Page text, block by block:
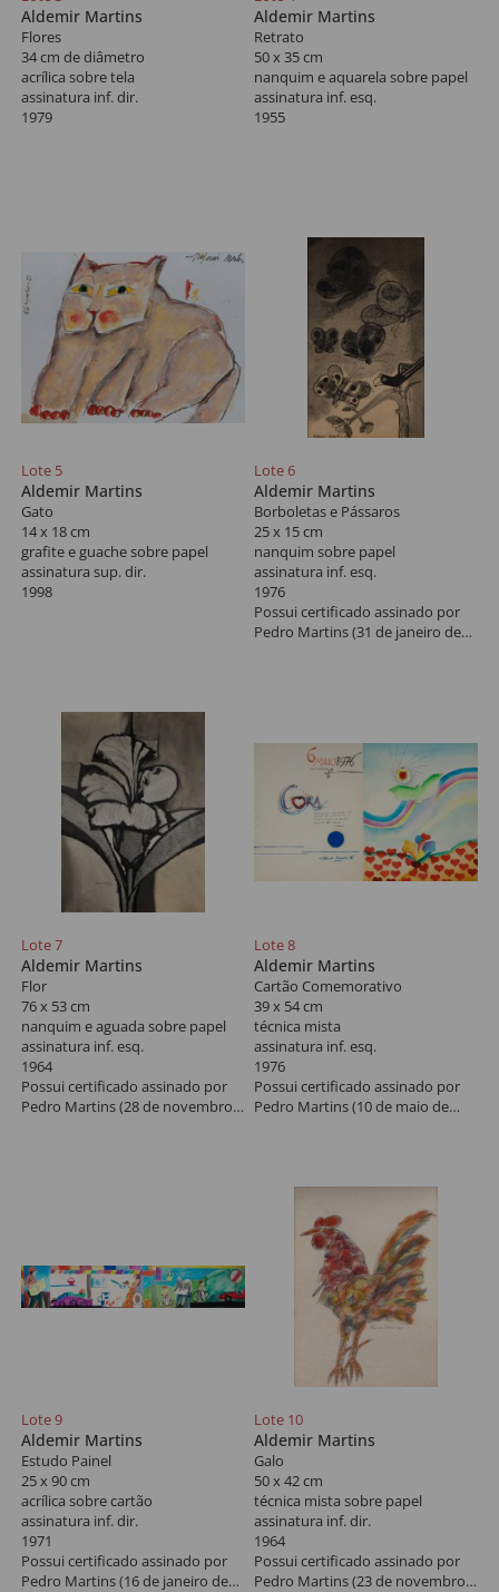
Aldemir Martins
Flores
34 cm de diâmetro
acrílica sobre tela
assinatura inf. dir.
1979
Aldemir Martins
Retrato
50 x 35 cm
nanquim e aquarela sobre papel
assinatura inf. esq.
1955
Lote 5
Aldemir Martins
Gato
14 x 18 cm
grafite e guache sobre papel
assinatura sup. dir.
1998
Lote 6
Aldemir Martins
Borboletas e Pássaros
25 x 15 cm
nanquim sobre papel
assinatura inf. esq.
1976
Possui certificado assinado por
Pedro Martins (31 de janeiro de
Lote 7
Aldemir Martins
Flor
76 x 53 cm
nanquim e aguada sobre papel
assinatura inf. esq.
1964
Possui certificado assinado por
Pedro Martins (28 de novembro
Lote 8
Aldemir Martins
Cartão Comemorativo
39 x 54 cm
técnica mista
assinatura inf. esq.
1976
Possui certificado assinado por
Pedro Martins (10 de maio de
Lote 9
Aldemir Martins
Estudo Painel
25 x 90 cm
acrílica sobre cartão
assinatura inf. dir.
1971
Possui certificado assinado por
Pedro Martins (16 de janeiro de
Lote 10
Aldemir Martins
Galo
50 x 42 cm
técnica mista sobre papel
assinatura inf. dir.
1964
Possui certificado assinado por
Pedro Martins (23 de novembro